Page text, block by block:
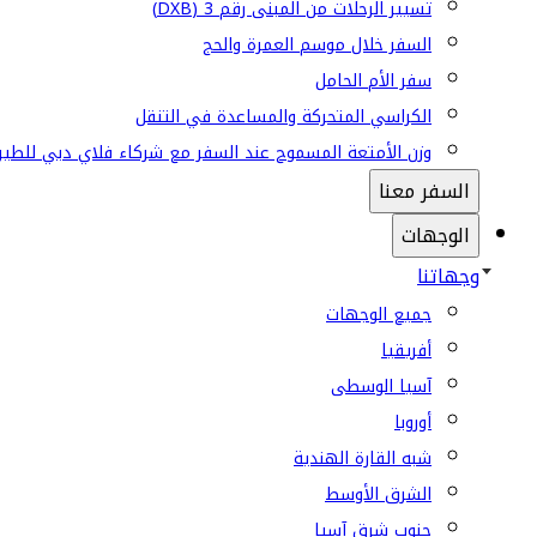
تسيير الرحلات من المبنى رقم 3 (DXB)
السفر خلال موسم العمرة والحج
سفر الأم الحامل
الكراسي المتحركة والمساعدة في التنقل
وزن الأمتعة المسموح عند السفر مع شركاء فلاي دبي
السفر معنا
الوجهات
وجهاتنا
جميع الوجهات
أفريقيا
آسيا الوسطى
أوروبا
شبه القارة الهندية
الشرق الأوسط
جنوب شرق آسيا